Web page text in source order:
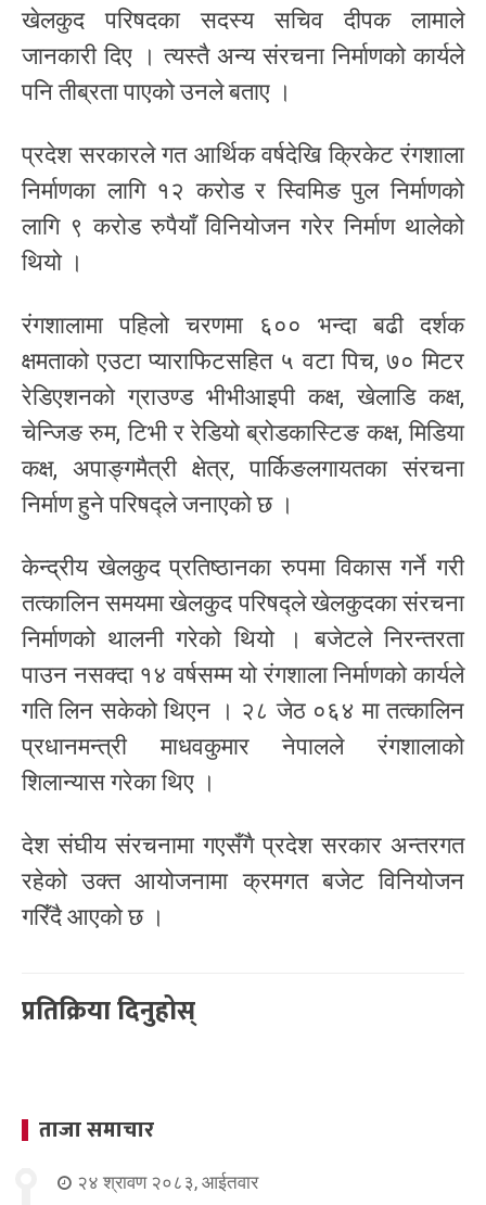
खेलकुद परिषदका सदस्य सचिव दीपक लामाले
जानकारी दिए । त्यस्तै अन्य संरचना निर्माणको कार्यले
पनि तीब्रता पाएको उनले बताए ।
प्रदेश सरकारले गत आर्थिक वर्षदेखि क्रिकेट रंगशाला
निर्माणका लागि १२ करोड र स्विमिङ पुल निर्माणको
लागि ९ करोड रुपैयाँ विनियोजन गरेर निर्माण थालेको
थियो ।
रंगशालामा पहिलो चरणमा ६०० भन्दा बढी दर्शक
क्षमताको एउटा प्याराफिटसहित ५ वटा पिच, ७० मिटर
रेडिएशनको ग्राउण्ड भीभीआइपी कक्ष, खेलाडि कक्ष,
चेन्जिङ रुम, टिभी र रेडियो ब्रोडकास्टिङ कक्ष, मिडिया
कक्ष, अपाङ्गमैत्री क्षेत्र, पार्किङलगायतका संरचना
निर्माण हुने परिषद्ले जनाएको छ ।
केन्द्रीय खेलकुद प्रतिष्ठानका रुपमा विकास गर्ने गरी
तत्कालिन समयमा खेलकुद परिषद्ले खेलकुदका संरचना
निर्माणको थालनी गरेको थियो । बजेटले निरन्तरता
पाउन नसक्दा १४ वर्षसम्म यो रंगशाला निर्माणको कार्यले
गति लिन सकेको थिएन । २८ जेठ ०६४ मा तत्कालिन
प्रधानमन्त्री माधवकुमार नेपालले रंगशालाको
शिलान्यास गरेका थिए ।
देश संघीय संरचनामा गएसँगै प्रदेश सरकार अन्तरगत
रहेको उक्त आयोजनामा क्रमगत बजेट विनियोजन
गरिँदै आएको छ ।
प्रतिक्रिया दिनुहोस्
ताजा समाचार
२४ श्रावण २०८३, आईतवार